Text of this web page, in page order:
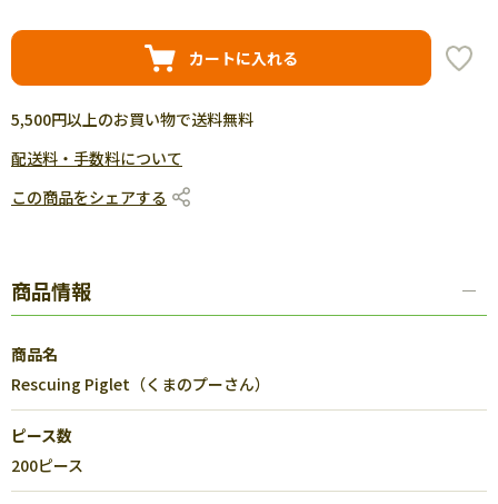
カートに入れる
5,500円以上のお買い物で送料無料
配送料・手数料について
この商品をシェアする
商品情報
商品名
Rescuing Piglet（くまのプーさん）
ピース数
200ピース